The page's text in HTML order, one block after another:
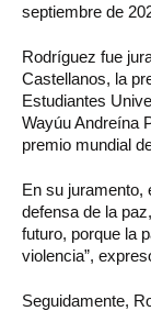
septiembre de
Rodríguez fue
Castellanos, la
Estudiantes
Wayúu Andreína
premio mundial
En su juramento,
defensa de la
futuro, porque la
violencia”,
Seguidamente,